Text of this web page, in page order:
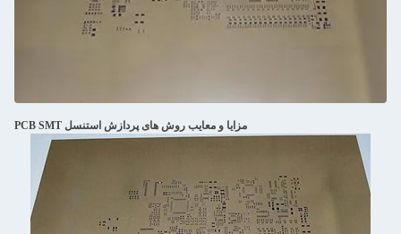
مزایا و معایب روش های پردازش استنسل PCB SMT